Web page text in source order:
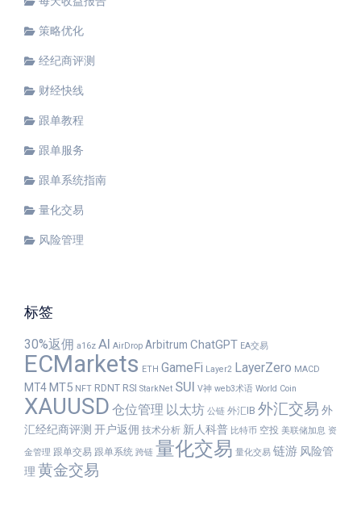
策略优化
经纪商评测
财经快线
跟单教程
跟单服务
跟单系统指南
量化交易
风险管理
标签
30%返佣 a16z AI AirDrop Arbitrum ChatGPT EA交易
ECMarkets ETH GameFi Layer2 LayerZero MACD
MT4MT5 NFT RDNT RSI StarkNet SUI V神 web3术语 World Coin
XAUUSD 仓位管理 以太坊 公链 外汇IB 外汇交易 外
汇经纪商评测 开户返佣 技术分析 新人科普 比特币 空投 美联储加息 资
金管理 跟单交易 跟单系统 跨链 量化交易 量化交易 链游 风险管
理 黄金交易